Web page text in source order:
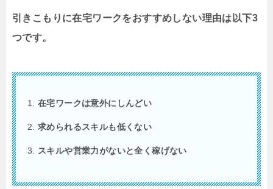
引きこもりに在宅ワークをおすすめしない理由は以下3
つです。
在宅ワークは意外にしんどい
求められるスキルも低くない
スキルや営業力がないと全く稼げない